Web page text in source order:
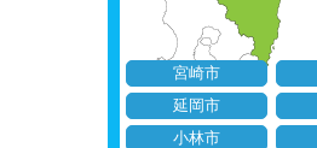
宮崎市
延岡市
小林市